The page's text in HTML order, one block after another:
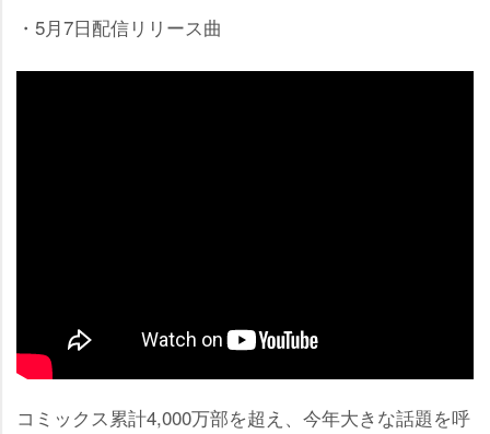
・5月7日配信リリース曲
コミックス累計4,000万部を超え、今年大きな話題を呼